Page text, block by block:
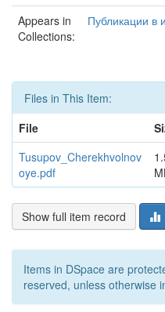
Appears in
Collections:
Публикации в
Files in This Item:
File
Tusupov_Cherekhvolnov
oye.pdf
Show full item record
Items in DSpace are
reserved, unless otherwise